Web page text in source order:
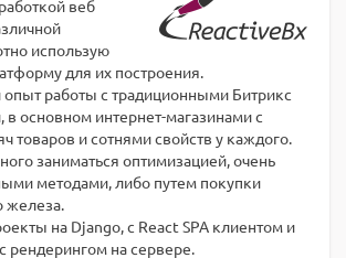
веб
использую
для их построения.
работы с традиционными Битрикс
основном интернет-магазинами с
товаров и сотнями свойств у каждого.
заниматься оптимизацией, очень
методами, либо путем покупки
железа.
на Django, с React SPA клиентом и
рендерингом на сервере.